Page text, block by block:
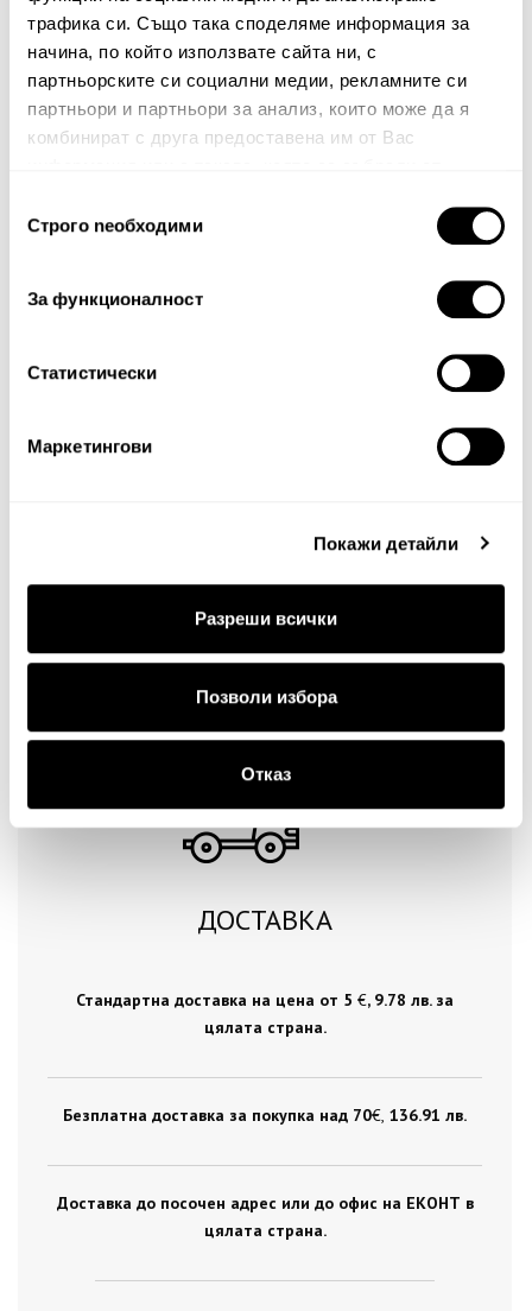
трафика си. Също така споделяме информация за
начина, по който използвате сайта ни, с
партньорските си социални медии, рекламните си
партньори и партньори за анализ, които може да я
комбинират с друга предоставена им от Вас
наСтрого nеобходими
За функционалност
Статистически
Маркетингови
Покажи детайли
Разреши всички
Позволи избора
Отказ
Вашият коментар:
Забележка: HTML не се поддържа!
Най-висока
Продължи
ДОСТАВКА
Стандартна доставка на цена от 5 €, 9.78 лв. за
цялата страна.
Безплатна доставка за покупка над 70€ , 136.91 лв.
Доставка до посочен адрес или до офис на ЕКОНТ в
цялата страна.